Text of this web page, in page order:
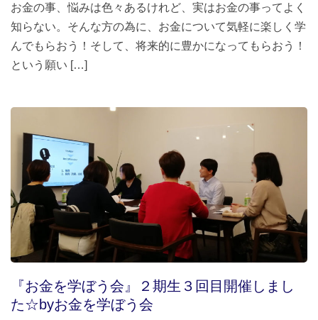
お金の事、悩みは色々あるけれど、実はお金の事ってよく
知らない。そんな方の為に、お金について気軽に楽しく学
んでもらおう！そして、将来的に豊かになってもらおう！
という願い […]
『お金を学ぼう会』２期生３回目開催しまし
た☆byお金を学ぼう会